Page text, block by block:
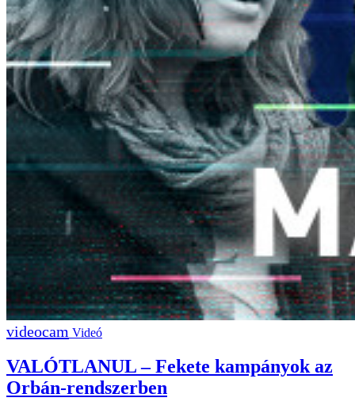
Videó
VALÓTLANUL – Fekete kampányok az
Orbán-rendszerben